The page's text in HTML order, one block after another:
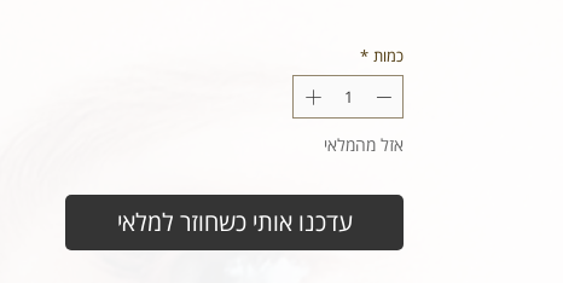
כמות *
אזל מהמלאי
עדכנו אותי כשחוזר למלאי